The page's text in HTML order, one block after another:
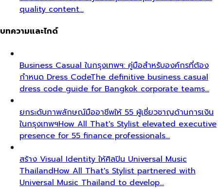
quality content…
บทความและไกด์
Business Casual ในกรุงเทพฯ: คู่มือสำหรับองค์กรที่ต้อง
กำหนด Dress CodeThe definitive business casual
dress code guide for Bangkok corporate teams…
ยกระดับภาพลักษณ์มืออาชีพให้ 55 ผู้เชี่ยวชาญด้านการเงิน
ในกรุงเทพฯHow All That's Stylist elevated executive
presence for 55 finance professionals…
สร้าง Visual Identity ให้ศิลปิน Universal Music
ThailandHow All That's Stylist partnered with
Universal Music Thailand to develop…